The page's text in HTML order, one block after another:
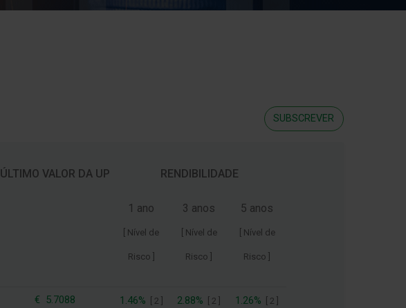
SUBSCREVER
ÚLTIMO VALOR DA UP RENDIBILIDADE
1 ano
[ Nível de
Risco ]
3 anos
[ Nível de
Risco ]
5 anos
[ Nível de
Risco ]
€ 5.7088 1.46% 2 2.88% 2 1.26% 2